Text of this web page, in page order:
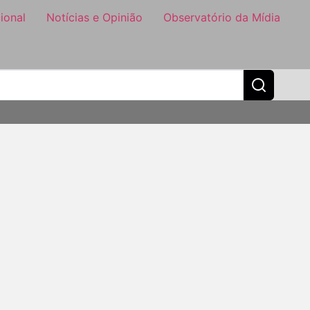
Notícias e Opinião Observatório da Mídia